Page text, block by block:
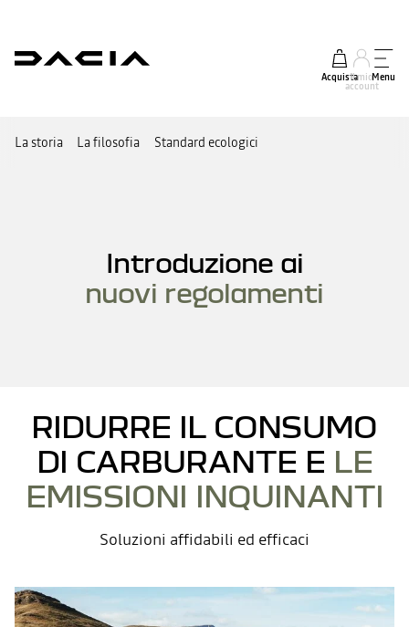
AcquistaIl mio
account
Menu
La storia La filosofia Standard ecologici
Introduzione ai
nuovi regolamenti
RIDURRE IL CONSUMO
DI CARBURANTE E LE
EMISSIONI INQUINANTI
Soluzioni affidabili ed efficaci